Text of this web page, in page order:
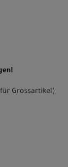
Grossartikel)